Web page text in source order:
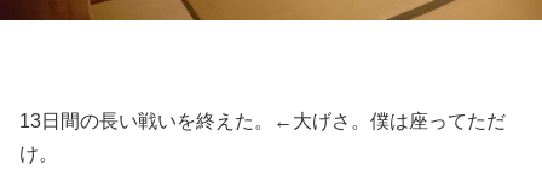
13日間の長い戦いを終えた。←大げさ。僕は座ってただ
け。